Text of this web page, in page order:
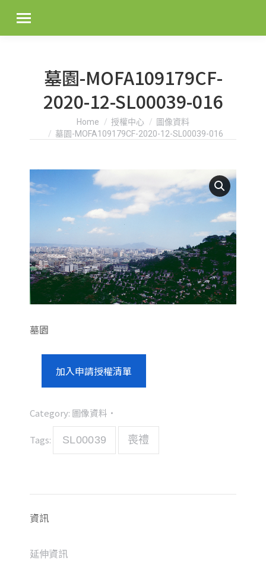
墓園-MOFA109179CF-
2020-12-SL00039-016
You are here:Home 授權中心
圖像資料
墓園-MOFA109179CF-2020-12-SL00039-016
墓園
加入申請授權清單
Category: 圖像資料
Tags: SL00039 喪禮
資訊
延伸資訊